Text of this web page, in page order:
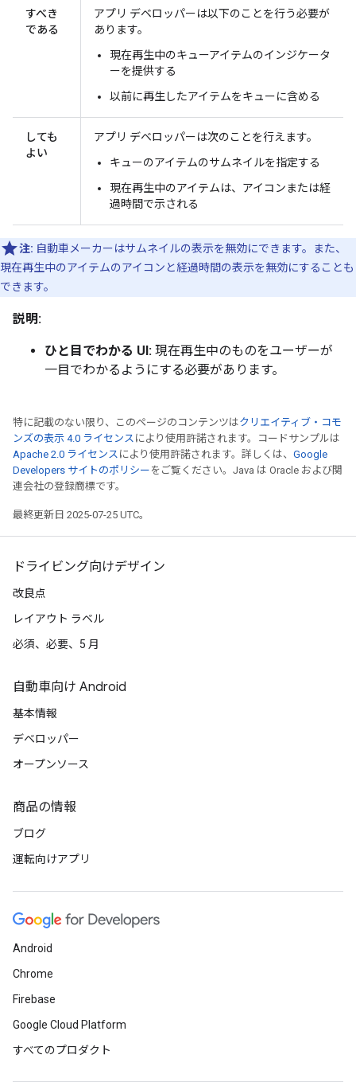
すべき
である
アプリ デベロッパーは以下のことを行う必要が
あります。
現在再生中のキューアイテムのインジケータ
ーを提供する
以前に再生したアイテムをキューに含める
しても
よい
アプリ デベロッパーは次のことを行えます。
キューのアイテムのサムネイルを指定する
現在再生中のアイテムは、アイコンまたは経
過時間で示される
注: 自動車メーカーはサムネイルの表示を無効にできます。また、
現在再生中のアイテムのアイコンと経過時間の表示を無効にすることも
できます。
説明:
ひと目でわかる UI: 現在再生中のものをユーザーが
一目でわかるようにする必要があります。
特に記載のない限り、このページのコンテンツはクリエイティブ・コモ
ンズの表示 4.0 ライセンス により使用許諾されます。コードサンプルは
Apache 2.0 ライセンス により使用許諾されます。詳しくは、 Google
Developers サイトのポリシー をご覧ください。Java は Oracle および関
連会社の登録商標です。
最終更新日 2025-07-25 UTC。
ドライビング向けデザイン
改良点
レイアウト ラベル
必須、必要、5 月
自動車向け Android
基本情報
デベロッパー
オープンソース
商品の情報
ブログ
運転向けアプリ
Android
Chrome
Firebase
Google Cloud Platform
すべてのプロダクト